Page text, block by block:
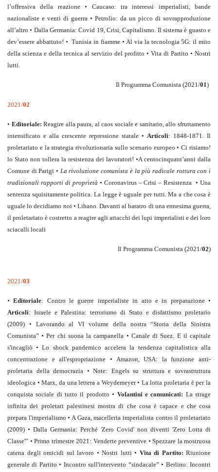
l’offensiva della reazione • Caucaso: tra interessi imperialisti, bande
nazionaliste e venti di guerra • Petrolio: da un picco di sovrapproduzione
all’altro • Dalla Germania: Covid 19, Crisi, Capitalismo. Il sistema è guasto e
dev’essere abbattuto! • Tunisia in fiamme • Al via la tecnologia 5G: il mito
della scienza e della tecnica al servizio del profitto • Vita di Partito • Nostri
lutti.
Il Programma Comunista (2021/01)
2021/02
• Editoriale:Reagire alla paura, al caos sociale e sanitario, allo sfruttamento
intensificato e alla crescente repressione statale • Articoli: 1848-1871. Il
proletariato e la strategia rivoluzionaria sullo scenario europeo •Ci risiamo!
lo Stato non tollera la resistenza dei lavoratori! •A centocinquant’anni dalla
Comune di Parigi • La rivoluzione comunista è la più radicale rottura con i
tradizionali rapporti di proprietà • Coronavirus – Crisi – Resistenza •Una
sentenza squisitamente politica. La legge è uguale per tutti. Ma a che cosa è
uguale lo decidiamo noi • Libano. Davanti al baratro di una ennesima guerra,
il proletariato è costretto a reagire agli attacchi dei lupi imperialisti e dei loro
sciacalli locali
Il Programma Comunista (2021/02)
2021/03
•Editoriale: Contro le guerre imperialiste in atto e in preparazione •
Articoli: Israele e Palestina: terrorismo di Stato e disfattismo proletario
(2009) • Lavorando al VI volume della nostra “Storia della Sinistra
Comunista” • Per chi suona la campanella • Canale di Suez. E il capitale
s'incagliò • Lo shock pandemico accelera la tendenza capitalistica alla
concentrazione e all'espropriazione • Amazon, USA: la funzione anti-
proletaria della democrazia • Note: Engels su struttura e sovrastruttura
ideologica • Marx, da una lettera a Weydemeyer • La lotta proletaria è per la
conquista sociale di tutto il prodotto • Volantini e comunicati: La strage
infinita dei proletari palestinesi mostra di che cosa è capace e che cosa
prepara l'imperialismo • A Gaza, macelleria imperialista contro il proletariato
(2009) • Dalla Germania: Perché 'Zero Covid' non diventi 'Zero Lotta di
Classe'” • Primo trimestre 2021: Vendette preventive • Spezzare la mostruosa
catena degli omicidi sul lavoro • Nostri lutti • Vita di Partito: Riunione
generale di Partito • Incontro sull'intervento “sindacale” • Berlino: Incontri